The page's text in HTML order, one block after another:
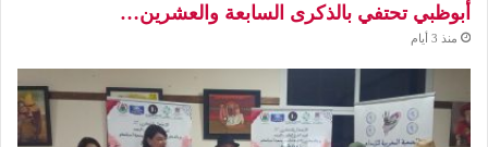
أبوظبي تحتفي بالذكرى السابعة والعشرين…
منذ 3 أيام